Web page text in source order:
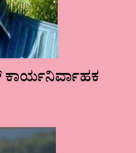
ಕಾರ್ಯನಿರ್ವಾಹಕ